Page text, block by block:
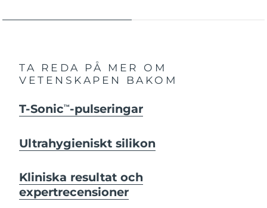
TA REDA PÅ MER OM
VETENSKAPEN BAKOM
T-SonicTM -pulseringar
Ultrahygieniskt silikon
Kliniska resultat och
expertrecensioner